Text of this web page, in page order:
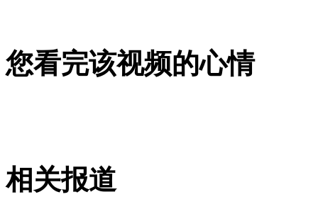
尼泊尔农民错把儿子当猴子射杀
您看完该视频的心情
相关报道